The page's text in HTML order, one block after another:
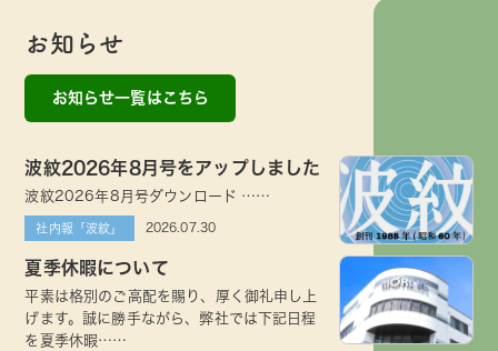
お知らせ
お知らせ一覧はこちら
波紋2026年8月号をアップしました
波紋2026年8月号ダウンロード ……
社内報「波紋」 2026.07.30
夏季休暇について
平素は格別のご高配を賜り、厚く御礼申し上
げます。誠に勝手ながら、弊社では下記日程
を夏季休暇……